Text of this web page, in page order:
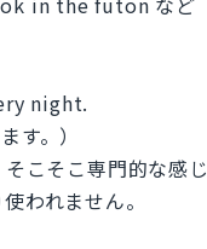
night.
す。）
こそこ専門的な感じ
われません。